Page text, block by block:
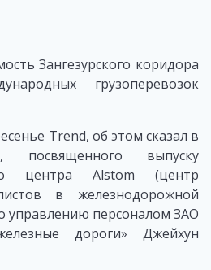
Зангезурского коридора
грузоперевозок
Trend, об этом сказал в
посвященного выпуску
центра Alstom (центр
в железнодорожной
управлению персоналом ЗАО
дороги» Джейхун